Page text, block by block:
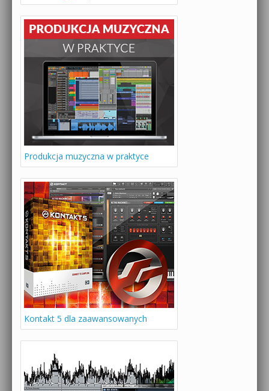
Produkcja muzyczna w praktyce
Kontakt 5 dla zaawansowanych